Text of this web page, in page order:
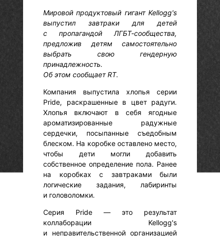
Мировой продуктовый гигант Kellogg's
выпустил завтраки для детей
с пропагандой ЛГБТ-сообщества,
предложив детям самостоятельно
выбрать свою гендерную
принадлежность.
Об этом сообщает RT.
Компания выпустила хлопья серии
Pride, раскрашенные в цвет радуги.
Хлопья включают в себя ягодные
ароматизированные радужные
сердечки, посыпанные съедобным
блеском. На коробке оставлено место,
чтобы дети могли добавить
собственное определение пола. Ранее
на коробках с завтраками были
логические задания, лабиринты
и головоломки.
Серия Pride — это результат
коллаборации Kellogg's
и неправительственной организацией